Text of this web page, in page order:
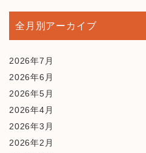
全月別アーカイブ
2026年7月
2026年6月
2026年5月
2026年4月
2026年3月
2026年2月